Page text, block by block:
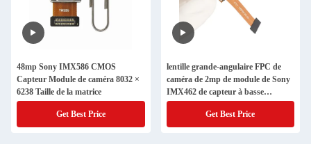
48mp Sony IMX586 CMOS
Capteur Module de caméra 8032 ×
6238 Taille de la matrice
Get Best Price
lentille grande-angulaire FPC de
caméra de 2mp de module de Sony
IMX462 de capteur à basse
résolution d'image
Get Best Price